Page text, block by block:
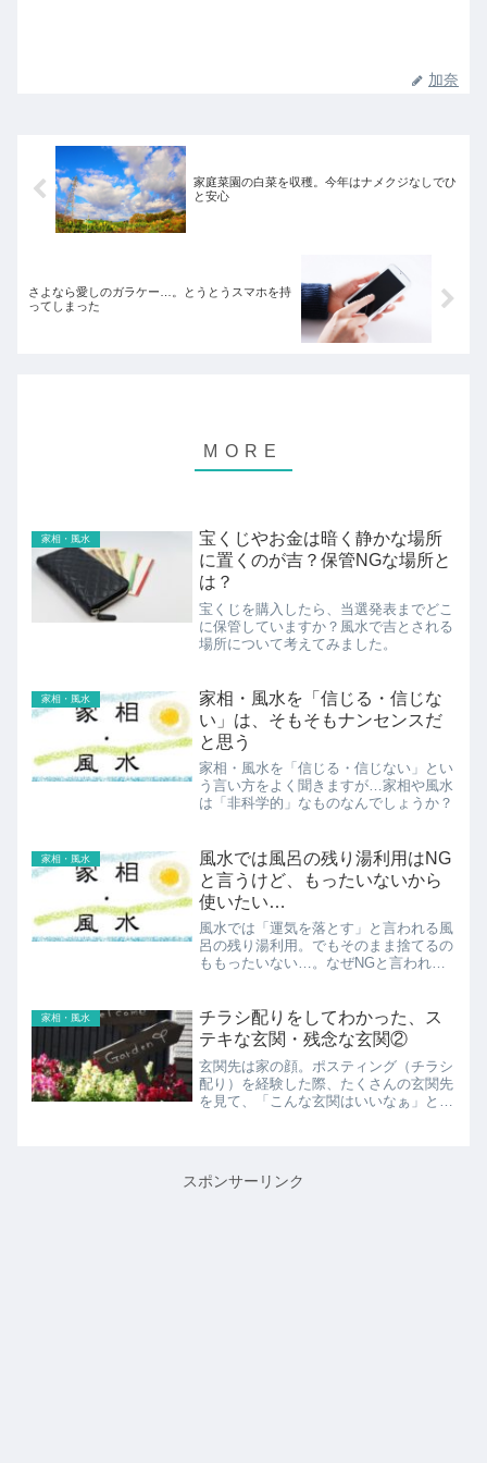
加奈
家庭菜園の白菜を収穫。今年はナメクジなしでひ
と安心
さよなら愛しのガラケー…。とうとうスマホを持
ってしまった
家相・風水
宝くじやお金は暗く静かな場所
に置くのが吉？保管NGな場所と
は？
宝くじを購入したら、当選発表までどこ
に保管していますか？風水で吉とされる
場所について考えてみました。
家相・風水
家相・風水を「信じる・信じな
い」は、そもそもナンセンスだ
と思う
家相・風水を「信じる・信じない」とい
う言い方をよく聞きますが…家相や風水
は「非科学的」なものなんでしょうか？
家相・風水
風水では風呂の残り湯利用はNG
と言うけど、もったいないから
使いたい…
風水では「運気を落とす」と言われる風
呂の残り湯利用。でもそのまま捨てるの
ももったいない…。なぜNGと言われる
家相・風水
チラシ配りをしてわかった、ス
テキな玄関・残念な玄関②
玄関先は家の顔。ポスティング（チラシ
配り）を経験した際、たくさんの玄関先
を見て、「こんな玄関はいいなぁ」と思
スポンサーリンク